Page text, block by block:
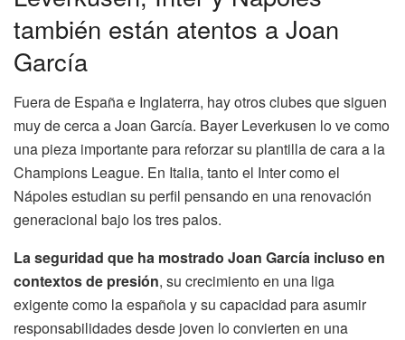
también están atentos a Joan
García
Fuera de España e Inglaterra, hay otros clubes que siguen
muy de cerca a Joan García. Bayer Leverkusen lo ve como
una pieza importante para reforzar su plantilla de cara a la
Champions League. En Italia, tanto el Inter como el
Nápoles estudian su perfil pensando en una renovación
generacional bajo los tres palos.
La seguridad que ha mostrado Joan García incluso en
contextos de presión, su crecimiento en una liga
exigente como la española y su capacidad para asumir
responsabilidades desde joven lo convierten en una